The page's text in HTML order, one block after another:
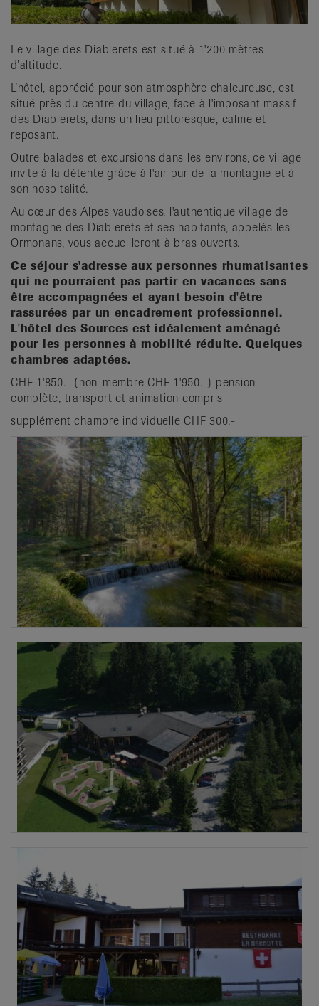
Le village des Diablerets est situé à 1'200 mètres
d’altitude.
L’hôtel, apprécié pour son atmosphère chaleureuse, est
situé près du centre du village, face à l'imposant massif
des Diablerets, dans un lieu pittoresque, calme et
reposant.
Outre balades et excursions dans les environs, ce village
invite à la détente grâce à l'air pur de la montagne et à
son hospitalité.
Au cœur des Alpes vaudoises, l'authentique village de
montagne des Diablerets et ses habitants, appelés les
Ormonans, vous accueilleront à bras ouverts.
Ce séjour s'adresse aux personnes rhumatisantes
qui ne pourraient pas partir en vacances sans
être accompagnées et ayant besoin d'être
rassurées par un encadrement professionnel.
L'hôtel des Sources est idéalement aménagé
pour les personnes à mobilité réduite. Quelques
chambres adaptées.
CHF 1'850.- (non-membre CHF 1'950.-) pension
complète, transport et animation compris
supplément chambre individuelle CHF 300.-